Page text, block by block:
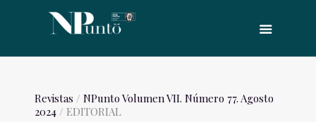
Revistas / NPunto Volumen VII. Número 77. Agosto
2024/ EDITORIAL